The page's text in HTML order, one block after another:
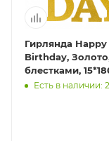
Гирлянда Happy
Birthday,
блестками,
шт.Есть в наличии: 2